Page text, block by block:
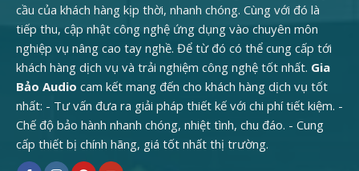
cầu của khách hàng kịp thời, nhanh chóng. Cùng với đó là
tiếp thu, cập nhật công nghệ ứng dụng vào chuyên môn
nghiệp vụ nâng cao tay nghề. Để từ đó có thể cung cấp tới
khách hàng dịch vụ và trải nghiệm công nghệ tốt nhất. Gia
Bảo Audio cam kết mang đến cho khách hàng dịch vụ tốt
nhất: - Tư vấn đưa ra giải pháp thiết kế với chi phí tiết kiệm. -
Chế độ bảo hành nhanh chóng, nhiệt tình, chu đáo. - Cung
cấp thiết bị chính hãng, giá tốt nhất thị trường.